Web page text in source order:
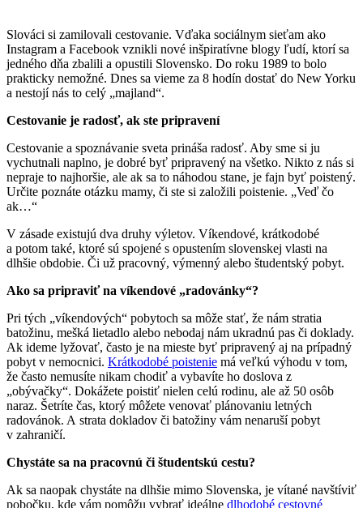
Slováci si zamilovali cestovanie. Vďaka sociálnym sieťam ako
Instagram a Facebook vznikli nové inšpiratívne blogy ľudí, ktorí sa
jedného dňa zbalili a opustili Slovensko. Do roku 1989 to bolo
prakticky nemožné. Dnes sa vieme za 8 hodín dostať do New Yorku
a nestojí nás to celý „majland“.
Cestovanie je radosť, ak ste pripravení
Cestovanie a spoznávanie sveta prináša radosť. Aby sme si ju
vychutnali naplno, je dobré byť pripravený na všetko. Nikto z nás si
nepraje to najhoršie, ale ak sa to náhodou stane, je fajn byť poistený.
Určite poznáte otázku mamy, či ste si založili poistenie. „Veď čo
ak…“
V zásade existujú dva druhy výletov. Víkendové, krátkodobé
a potom také, ktoré sú spojené s opustením slovenskej vlasti na
dlhšie obdobie. Či už pracovný, výmenný alebo študentský pobyt.
Ako sa pripraviť na víkendové „radovánky“?
Pri tých „víkendových“ pobytoch sa môže stať, že nám stratia
batožinu, mešká lietadlo alebo nebodaj nám ukradnú pas či doklady.
Ak ideme lyžovať, často je na mieste byť pripravený aj na prípadný
pobyt v nemocnici. Krátkodobé poistenie má veľkú výhodu v tom,
že často nemusíte nikam chodiť a vybavíte ho doslova z
„obývačky“. Dokážete poistiť nielen celú rodinu, ale až 50 osôb
naraz. Šetríte čas, ktorý môžete venovať plánovaniu letných
radovánok. A strata dokladov či batožiny vám nenaruší pobyt
v zahraničí.
Chystáte sa na pracovnú či študentskú cestu?
Ak sa naopak chystáte na dlhšie mimo Slovenska, je vítané navštíviť
pobočku, kde vám pomôžu vybrať ideálne dlhodobé cestovné